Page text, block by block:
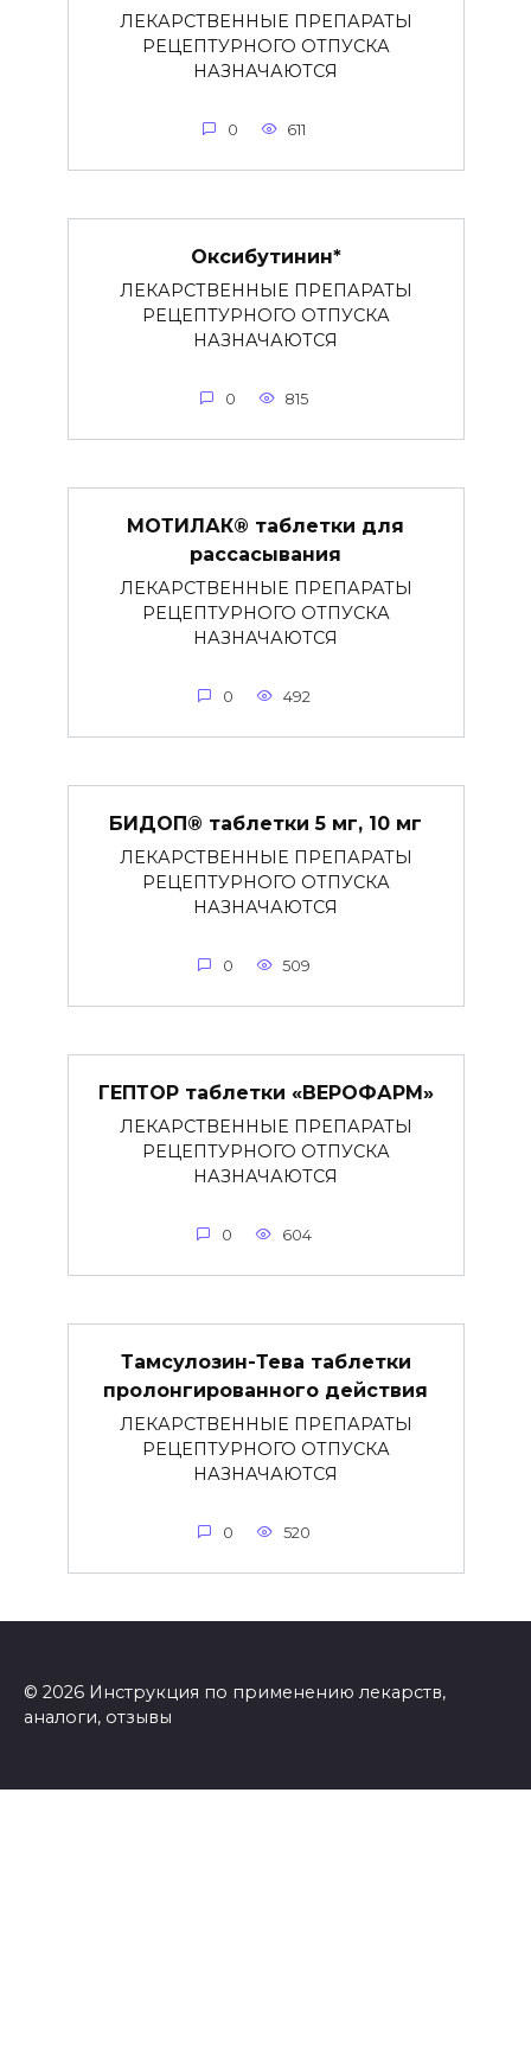
ЛЕКАРСТВЕННЫЕ ПРЕПАРАТЫ
РЕЦЕПТУРНОГО ОТПУСКА
НАЗНАЧАЮТСЯ
0 611
Оксибутинин*
ЛЕКАРСТВЕННЫЕ ПРЕПАРАТЫ
РЕЦЕПТУРНОГО ОТПУСКА
НАЗНАЧАЮТСЯ
0 815
МОТИЛАК® таблетки для
рассасывания
ЛЕКАРСТВЕННЫЕ ПРЕПАРАТЫ
РЕЦЕПТУРНОГО ОТПУСКА
НАЗНАЧАЮТСЯ
0 492
БИДОП® таблетки 5 мг, 10 мг
ЛЕКАРСТВЕННЫЕ ПРЕПАРАТЫ
РЕЦЕПТУРНОГО ОТПУСКА
НАЗНАЧАЮТСЯ
0 509
ГЕПТОР таблетки «ВЕРОФАРМ»
ЛЕКАРСТВЕННЫЕ ПРЕПАРАТЫ
РЕЦЕПТУРНОГО ОТПУСКА
НАЗНАЧАЮТСЯ
0 604
Тамсулозин-Тева таблетки
пролонгированного действия
ЛЕКАРСТВЕННЫЕ ПРЕПАРАТЫ
РЕЦЕПТУРНОГО ОТПУСКА
НАЗНАЧАЮТСЯ
0 520
© 2026 Инструкция по применению лекарств,
аналоги, отзывы